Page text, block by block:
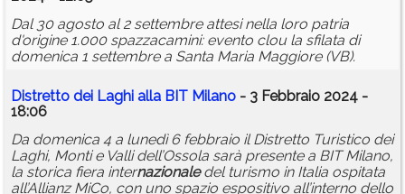
Dal 30 agosto al 2 settembre attesi nella loro patria
d'origine 1.000 spazzacamini: evento clou la sfilata di
domenica 1 settembre a Santa Maria Maggiore (VB).
Distretto dei Laghi alla BIT Milano - 3 Febbraio 2024 -
18:06
Da domenica 4 a lunedì 6 febbraio il Distretto Turistico dei
Laghi, Monti e Valli dell’Ossola sarà presente a BIT Milano,
la storica fiera internazionaledel turismo in Italia ospitata
all’Allianz MiCo, con uno spazio espositivo all’interno dello